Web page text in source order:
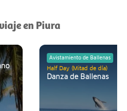
en Piura
Avistamiento de Ballenas
Half Day (Mitad de día)
Danza de Ballenas